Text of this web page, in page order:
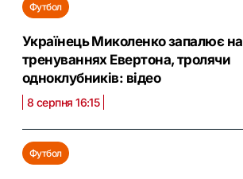
Футбол
Українець Миколенко запалює на
тренуваннях Евертона, тролячи
одноклубників: відео
8 серпня 16:15
Футбол